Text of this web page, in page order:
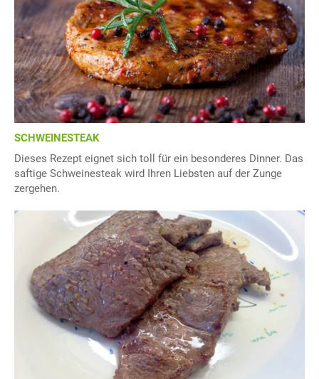
SCHWEINESTEAK
Dieses Rezept eignet sich toll für ein besonderes Dinner. Das
saftige Schweinesteak wird Ihren Liebsten auf der Zunge
zergehen.